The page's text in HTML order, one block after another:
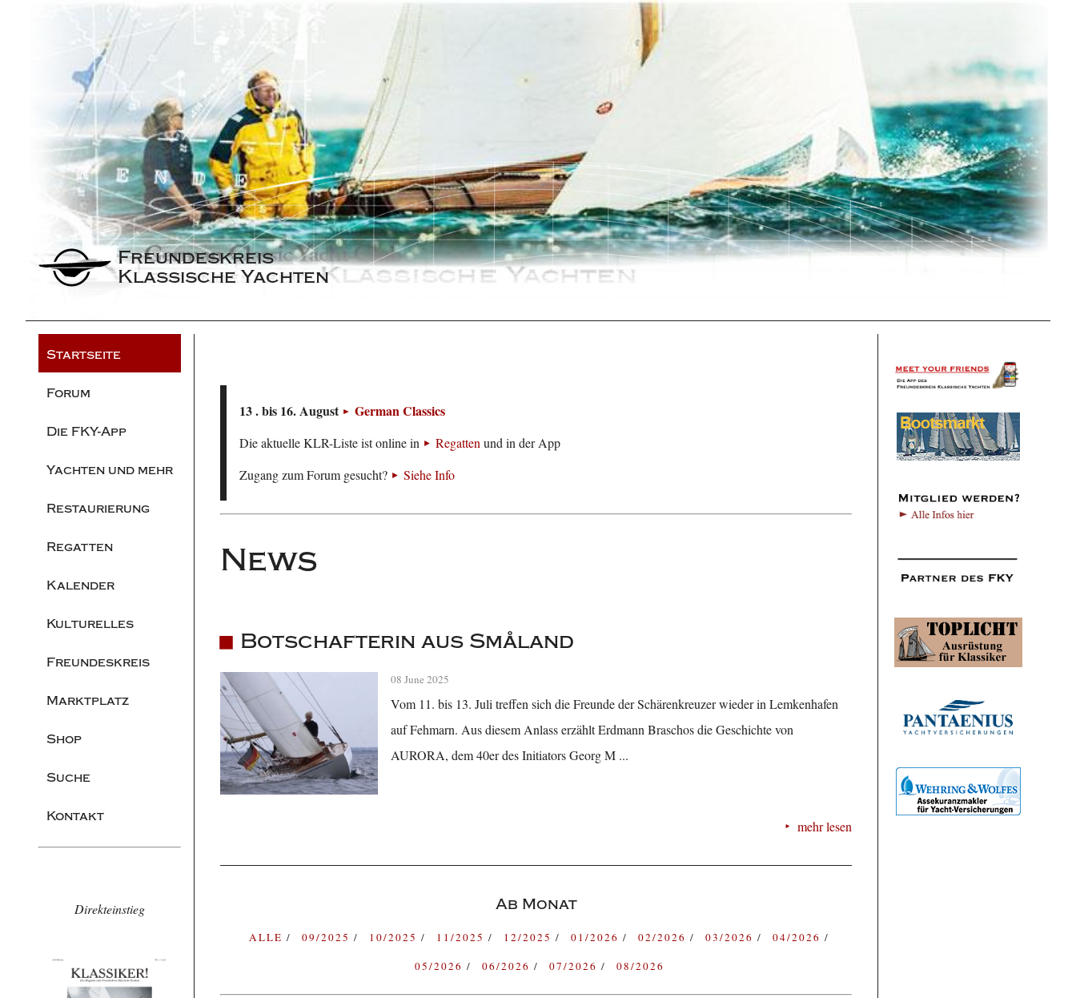
Freundeskreis
Klassische Yachten
Startseite
Forum
Die FKY-App
Yachten und mehr
Restaurierung
Regatten
Kalender
Kulturelles
Freundeskreis
Marktplatz
Shop
Suche
Kontakt
Direkteinstieg
13 . bis 16. August German Classics
Die aktuelle KLR-Liste ist online in Regattenund in der App
Zugang zum Forum gesucht?
Siehe Info
News
Botschafterin aus Småland
08 June 2025
Vom 11. bis 13. Juli treffen sich die Freunde der Schärenkreuzer wieder in Lemkenhafen
auf Fehmarn. Aus diesem Anlass erzählt Erdmann Braschos die Geschichte von
AURORA, dem 40er des Initiators Georg M ...
mehr lesen
Ab Monat
ALLE 09/2025 10/2025 11/2025 12/2025 01/2026 02/2026 03/2026
04/2026
05/2026
06/2026 07/2026 08/2026